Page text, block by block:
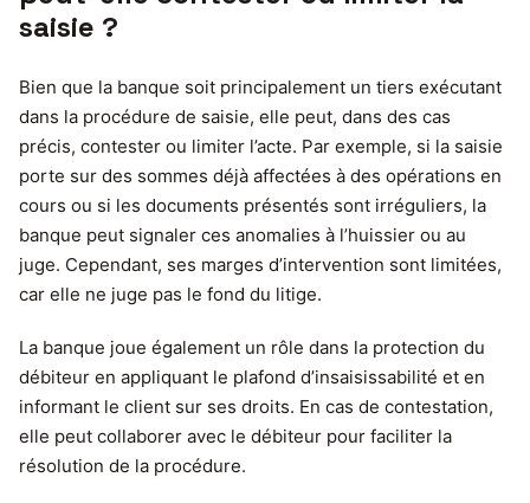
saisie ?
Bien que la banque soit principalement un tiers exécutant
dans la procédure de saisie, elle peut, dans des cas
précis, contester ou limiter l’acte. Par exemple, si la saisie
porte sur des sommes déjà affectées à des opérations en
cours ou si les documents présentés sont irréguliers, la
banque peut signaler ces anomalies à l’huissier ou au
juge. Cependant, ses marges d’intervention sont limitées,
car elle ne juge pas le fond du litige.
La banque joue également un rôle dans la protection du
débiteur en appliquant le plafond d’insaisissabilité et en
informant le client sur ses droits. En cas de contestation,
elle peut collaborer avec le débiteur pour faciliter la
résolution de la procédure.